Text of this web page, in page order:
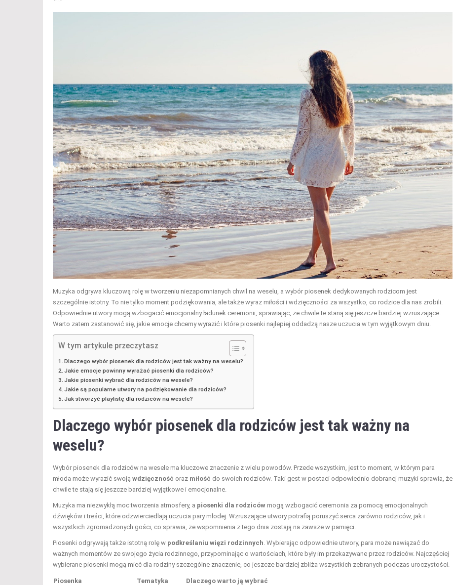
Muzyka odgrywa kluczową rolę w tworzeniu niezapomnianych chwil na weselu, a wybór piosenek dedykowanych rodzicom jest
szczególnie istotny. To nie tylko moment podziękowania, ale także wyraz miłości i wdzięczności za wszystko, co rodzice dla nas zrobili.
Odpowiednie utwory mogą wzbogacić emocjonalny ładunek ceremonii, sprawiając, że chwile te staną się jeszcze bardziej wzruszające.
Warto zatem zastanowić się, jakie emocje chcemy wyrazić i które piosenki najlepiej oddadzą nasze uczucia w tym wyjątkowym dniu.
W tym artykule przeczytasz
Dlaczego wybór piosenek dla rodziców jest tak ważny na weselu?
Jakie emocje powinny wyrażać piosenki dla rodziców?
Jakie piosenki wybrać dla rodziców na wesele?
Jakie są popularne utwory na podziękowanie dla rodziców?
Jak stworzyć playlistę dla rodziców na wesele?
Dlaczego wybór piosenek dla rodziców jest tak ważny na
weselu?
Wybór piosenek dla rodziców na wesele ma kluczowe znaczenie z wielu powodów. Przede wszystkim, jest to moment, w którym para
młoda może wyrazić swoją wdzięczność oraz miłość do swoich rodziców. Taki gest w postaci odpowiednio dobranej muzyki sprawia, że
chwile te stają się jeszcze bardziej wyjątkowe i emocjonalne.
Muzyka ma niezwykłą moc tworzenia atmosfery, a piosenki dla rodziców mogą wzbogacić ceremonia za pomocą emocjonalnych
dźwięków i treści, które odzwierciedlają uczucia pary młodej. Wzruszające utwory potrafią poruszyć serca zarówno rodziców, jak i
wszystkich zgromadzonych gości, co sprawia, że wspomnienia z tego dnia zostają na zawsze w pamięci.
Piosenki odgrywają także istotną rolę w podkreślaniu więzi rodzinnych . Wybierając odpowiednie utwory, para może nawiązać do
ważnych momentów ze swojego życia rodzinnego, przypominając o wartościach, które były im przekazywane przez rodziców. Najczęściej
wybierane piosenki mogą mieć dla rodziny szczególne znaczenie, co jeszcze bardziej zbliża wszystkich zebranych podczas uroczystości.
Piosenka Tematyka
Dlaczego warto ją wybrać